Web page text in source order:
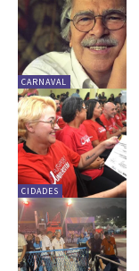
CARNAVAL
CIDADES